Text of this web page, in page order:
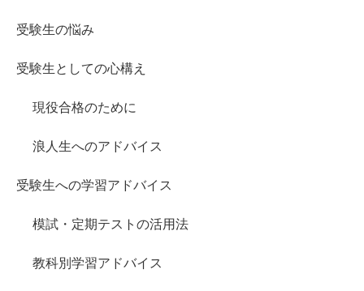
受験生の悩み
受験生としての心構え
現役合格のために
浪人生へのアドバイス
受験生への学習アドバイス
模試・定期テストの活用法
教科別学習アドバイス